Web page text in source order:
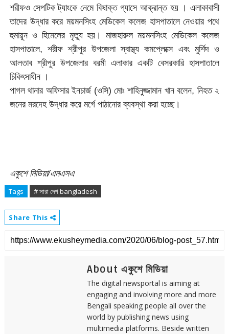
শরীফও সেপটিক ট্যাংকে নেমে বিষাক্ত গ্যাসে আক্রান্ত হয় । এলাকাবাসী
তাদের উদ্ধার করে ময়মনসিংহ মেডিকেল কলেজ হাসপাতালে নেওয়ার পথে
হুমায়ূন ও হিমেলের মৃত্যু হয়। মাজহারুল ময়মনসিংহ মেডিকেল কলেজ
হাসপাতালে, শরীফ শ্রীপুর উপজেলা স্বাস্থ্য কমপ্লেক্সে এবং মুর্শিদ ও
আলতাব শ্রীপুর উপজেলার বরমী এলাকার একটি বেসরকারি হাসপাতালে
চিকিৎসাধীন ।
পাগল থানার অফিসার ইনচার্জ (ওসি) মোঃ শাহিনুজ্জামান খান বলেন, নিহত ২
জনের মরদেহ উদ্ধার করে মর্গে পাঠানোর ব্যবস্থা করা হচ্ছে।
একুশে মিডিয়া/এমএসএ
Tags # সারা দেশ bangladesh
Share This
About একুশে মিডিয়া
The digital newsportal is aiming at
engaging and involving more and more
Bengali speaking people all over the
world by publishing news using
multimedia platforms. Beside written